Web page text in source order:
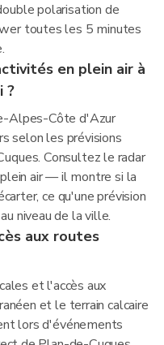
polarisation de
toutes les 5 minutes
en plein air à
?
Alpes-Côte d'Azur
selon les prévisions
Consultez le radar
air — il montre si la
ce qu'une prévision
niveau de la ville.
aux routes
et l'accès aux
et le terrain calcaire
lors d'événements